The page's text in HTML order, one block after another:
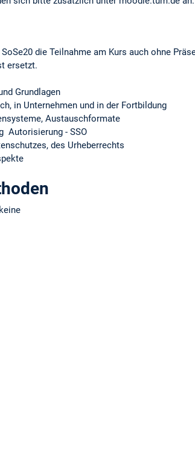
die Teilnahme am Kurs auch ohne
ersetzt.
Grundlagen
in Unternehmen und in der Fortbildung
Austauschformate
Autorisierung - SSO
des Urheberrechts